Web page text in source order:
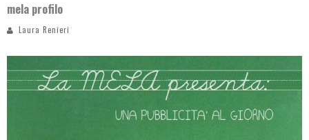
mela profilo
Laura Renieri